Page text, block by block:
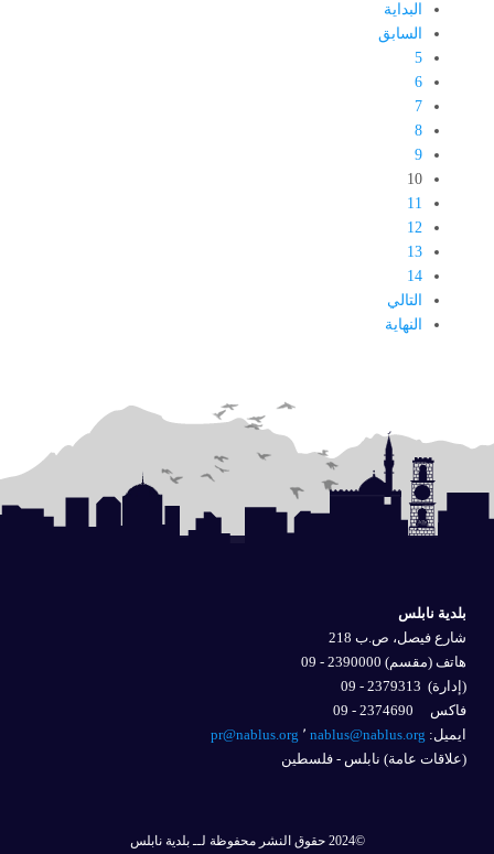
البداية
السابق
5
6
7
8
9
10
11
12
13
14
التالي
النهاية
بلدية نابلس
شارع فيصل، ص.ب 218
هاتف (مقسم) 2390000 - 09
(إدارة)
فاكس 2374690 - 09
ايميل: nablus@nablus.org
pr@nablus.org
(علاقات عامة) نابلس - فلسطين
©2024 حقوق النشر محفوظة لــ بلدية نابلس